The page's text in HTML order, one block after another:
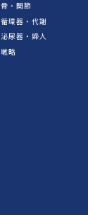
骨・関節
循環器・代謝
泌尿器・婦人
戦略